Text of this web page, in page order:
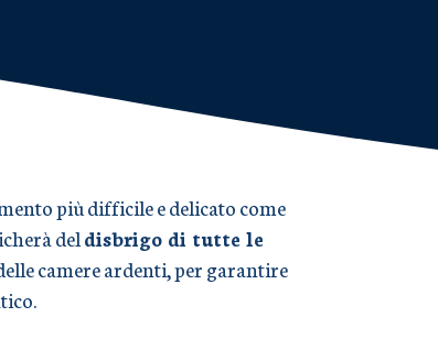
più difficile e delicato come
deldisbrigo di tutte le
camere ardenti, per garantire